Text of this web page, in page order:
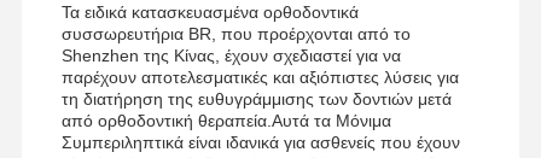
Τα ειδικά κατασκευασμένα ορθοδοντικά
συσσωρευτήρια BR, που προέρχονται από το
Shenzhen της Κίνας, έχουν σχεδιαστεί για να
παρέχουν αποτελεσματικές και αξιόπιστες λύσεις για
τη διατήρηση της ευθυγράμμισης των δοντιών μετά
από ορθοδοντική θεραπεία.Αυτά τα Μόνιμα
Συμπεριληπτικά είναι ιδανικά για ασθενείς που έχουν